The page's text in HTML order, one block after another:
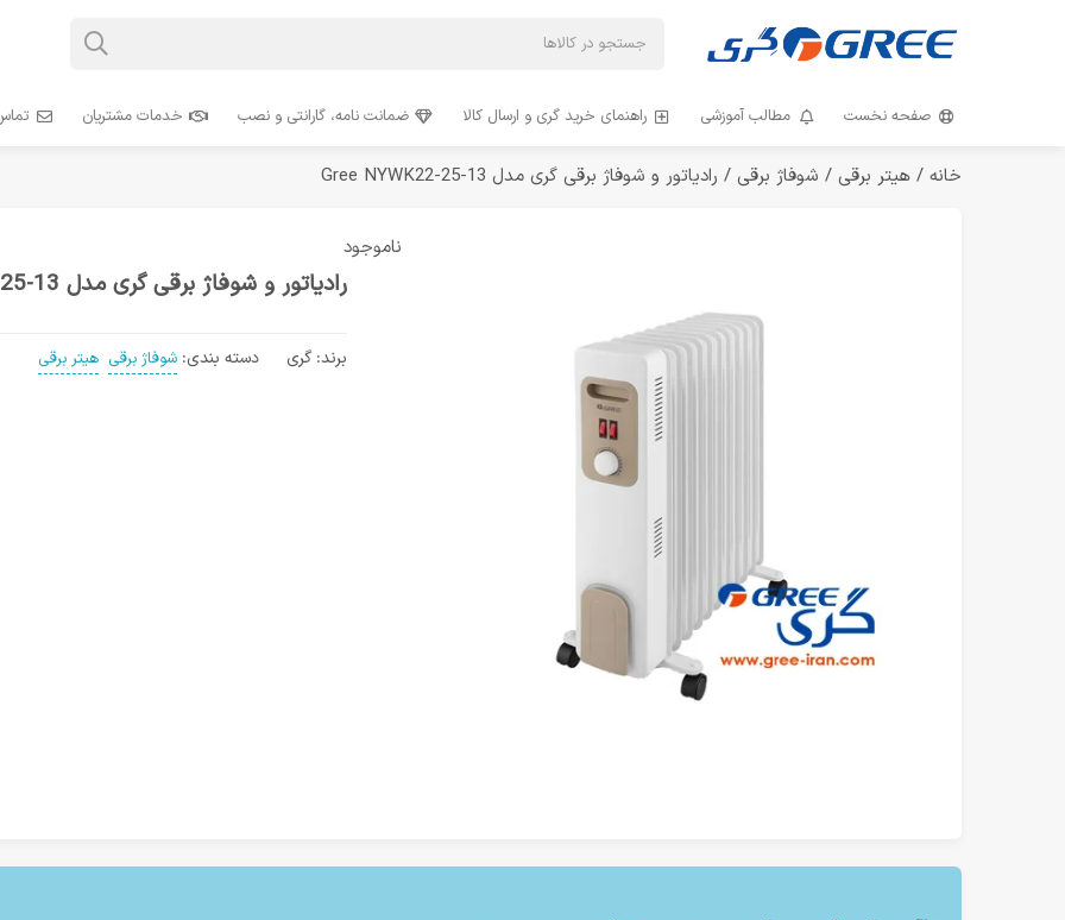
صفحه نخست مطالب آموزشی راهنمای خرید گری و ارسال کالا ضمانت نامه، گارانتی و نصب خدمات مشتریان
خانه / هیتر برقی / شوفاژ برقی / رادیاتور و شوفاژ برقی گری مدل Gree NYWK22-25-13
ناموجود
رادیاتور و شوفاژ برقی گری مدل Gree NYWK22-25-13
برند: گری دسته بندی: شوفاژ برقی هیتر برقی